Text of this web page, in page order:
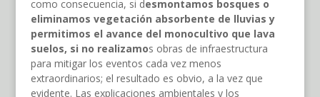
como consecuencia, si desmontamos bosques o
eliminamos vegetación absorbente de lluvias y
permitimos el avance del monocultivo que lava
suelos, si no realizamos obras de infraestructura
para mitigar los eventos cada vez menos
extraordinarios; el resultado es obvio, a la vez que
evidente. Las explicaciones ambientales y los